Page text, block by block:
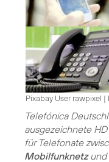
Pixabay User rawpixel |
Telefónica
ausgezeichnete
für Telefonate
Mobilfunknetzund